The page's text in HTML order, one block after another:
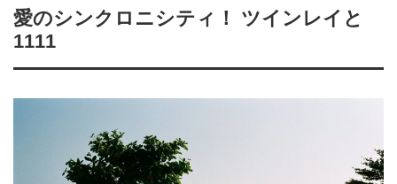
愛のシンクロニシティ！ ツインレイと
1111